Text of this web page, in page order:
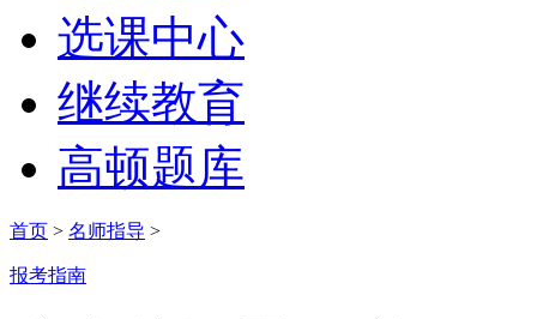
选课中心
继续教育
高顿题库
首页 > 名师指导 >
报考指南